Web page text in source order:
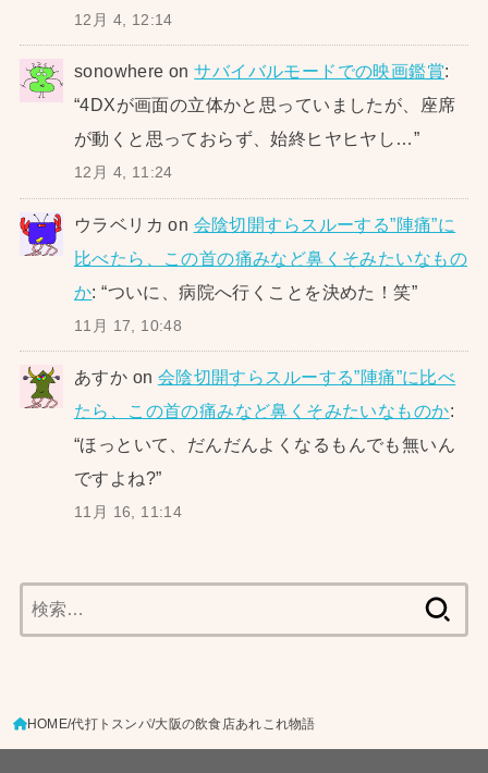
12月 4, 12:14
sonowhere onサバイバルモードでの映画鑑賞:
“4DXが画面の立体かと思っていましたが、座席
が動くと思っておらず、始終ヒヤヒヤし…”
12月 4, 11:24
ウラベリカ on 会陰切開すらスルーする”陣痛”に
比べたら、この首の痛みなど鼻くそみたいなもの
か: “ついに、病院へ行くことを決めた！笑”
11月 17, 10:48
あすか on 会陰切開すらスルーする”陣痛”に比べ
たら、この首の痛みなど鼻くそみたいなものか:
“ほっといて、だんだんよくなるもんでも無いん
ですよね?”
11月 16, 11:14
索:
HOME 代打トスンパ 大阪の飲食店あれこれ物語